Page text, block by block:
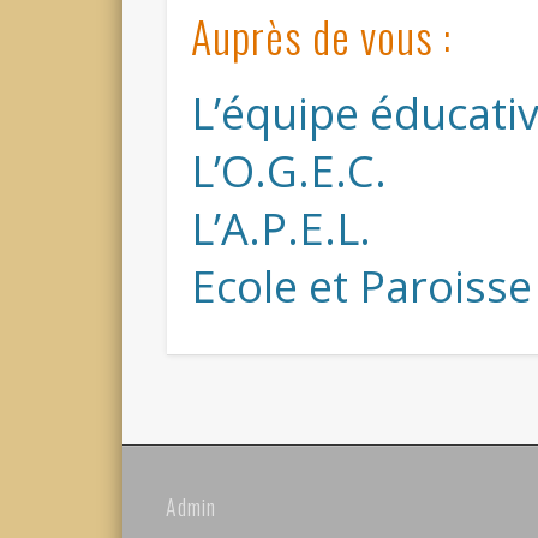
Auprès de vous :
L’équipe
L’O.G.E.C.
L’A.P.E.L.
Ecole et Paroisse
Admin